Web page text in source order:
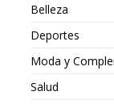
Belleza
Deportes
Moda y
Salud